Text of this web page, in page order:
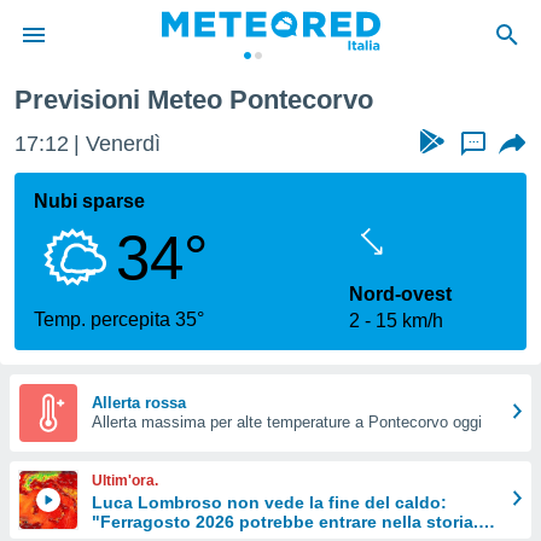
di
per
le
di
Web
le
Previsioni Meteo Pontecorvo
17:12 Venerdì ...
Nubi sparse
34°
Temp. percepita 35°
Nord-ovest
2
15 km/h
Allerta rossa
Allerta massima per alte temperature a Pontecorvo oggi
Ultim'ora.
Luca Lombroso non vede la fine del caldo:
"Ferragosto 2026 potrebbe entrare nella storia.